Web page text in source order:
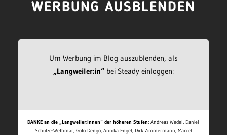
WERBUNG AUSBLENDEN
Um Werbung im Blog auszublenden, als
„Langweiler:in“bei Steady einloggen:
DANKE an die „Langweiler:innen“ der höheren Stufen: Andreas Wedel, Daniel
Schulze-Wethmar, Goto Dengo, Annika Engel, Dirk Zimmermann, Marcel